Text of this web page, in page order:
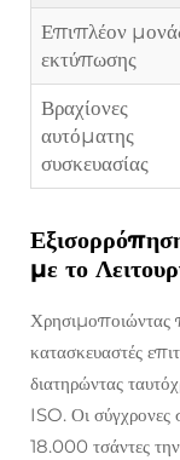
Επιπλέον
εκτύπωσης
Βραχίονες
αυτόματης
συσκευασίας
με το
Χρησιμοποιώντας
κατασκευαστές
διατηρώντας
ISO. Οι σύγχρονες
18.000 τσάντες